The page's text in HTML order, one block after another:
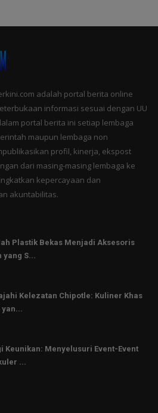
adalah portal berita online
informasi sesuai dengan UU
portal berita ini setiap lembaga
maupun lembaga non
profil, kinerja, ekspost
dari masing-masing lembaga ke
kepercayaan dan
akuntabilitas.
Plastik Bekas Menjadi Aksesoris
yang S...
Kelezatan Chipotle: Kuliner Khas
Keunikan: Menyelusuri Event-Event
...